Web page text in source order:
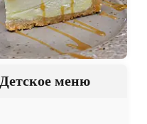
Детское меню